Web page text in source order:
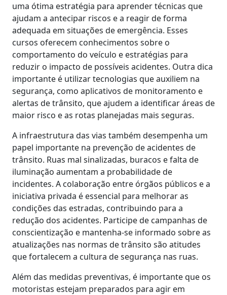
uma ótima estratégia para aprender técnicas que
ajudam a antecipar riscos e a reagir de forma
adequada em situações de emergência. Esses
cursos oferecem conhecimentos sobre o
comportamento do veículo e estratégias para
reduzir o impacto de possíveis acidentes. Outra dica
importante é utilizar tecnologias que auxiliem na
segurança, como aplicativos de monitoramento e
alertas de trânsito, que ajudem a identificar áreas de
maior risco e as rotas planejadas mais seguras.
A infraestrutura das vias também desempenha um
papel importante na prevenção de acidentes de
trânsito. Ruas mal sinalizadas, buracos e falta de
iluminação aumentam a probabilidade de
incidentes. A colaboração entre órgãos públicos e a
iniciativa privada é essencial para melhorar as
condições das estradas, contribuindo para a
redução dos acidentes. Participe de campanhas de
conscientização e mantenha-se informado sobre as
atualizações nas normas de trânsito são atitudes
que fortalecem a cultura de segurança nas ruas.
Além das medidas preventivas, é importante que os
motoristas estejam preparados para agir em